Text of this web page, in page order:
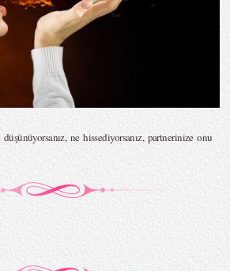
düşünüyorsanız, ne hissediyorsanız, partnerinize onu